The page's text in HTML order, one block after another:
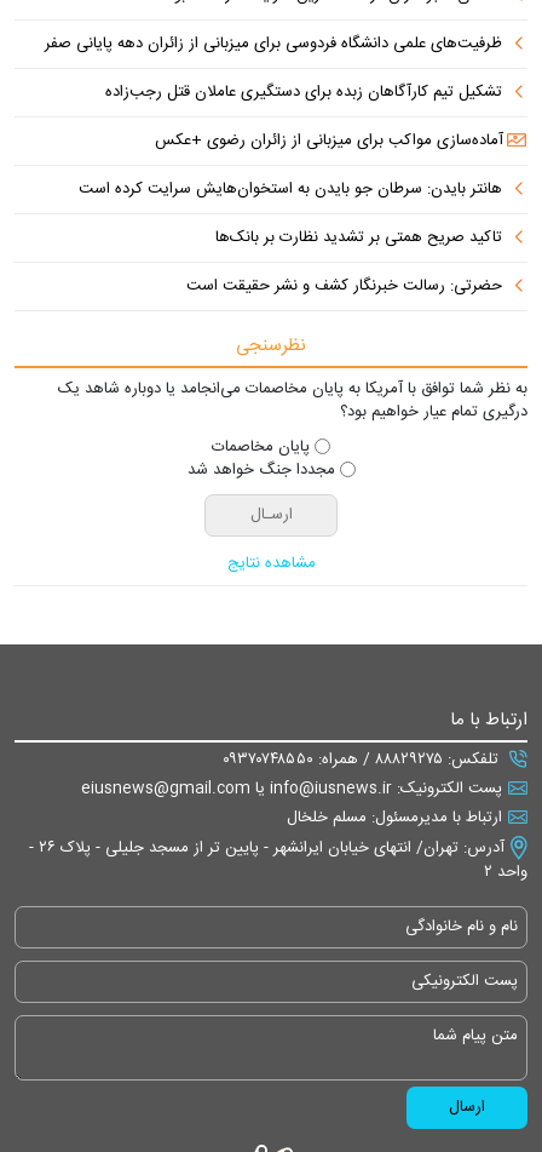
ظرفیت‌های علمی دانشگاه فردوسی برای میزبانی از زائران دهه پایانی صفر
تشکیل تیم کارآگاهان زبده برای دستگیری عاملان قتل رجب‌زاده
آماده‌سازی مواکب برای میزبانی از زائران رضوی +عکس
هانتر بایدن: سرطان جو بایدن به استخوان‌هایش سرایت کرده است
تاکید صریح همتی بر تشدید نظارت بر بانک‌ها
حضرتی: رسالت خبرنگار کشف و نشر حقیقت است
نظرسنجی
به نظر شما توافق با آمریکا به پایان مخاصمات می‌انجامد یا دوباره شاهد یک
درگیری تمام عیار خواهیم بود؟
پایان مخاصمات
مجددا جنگ خواهد شد
مشاهده نتایج
ارتباط با ما
تلفکس: ۸۸۸۲۹۲۷۵ / همراه: ۰۹۳۷۰۷۴۸۵۵۰
پست الکترونیک: info@iusnews.ir یا eiusnews@gmail.com
ارتباط با مدیرمسئول: مسلم خلخال
آدرس: تهران/ انتهای خیابان ایرانشهر - پایین تر از مسجد جلیلی - پلاک ۲۶ -
واحد ۲